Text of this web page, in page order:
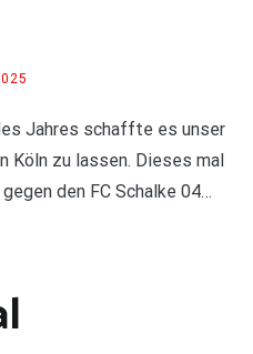
Jahres schaffte es unser
Köln zu lassen. Dieses mal
den FC Schalke 04…